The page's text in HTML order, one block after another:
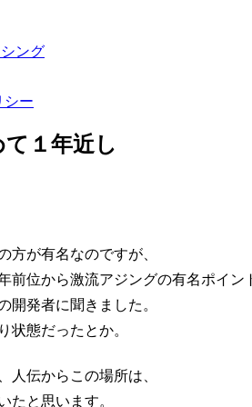
ング
シー
１年近し
方が有名なのですが、
前位から激流アジングの有名ポイン
開発者に聞きました。
状態だったとか。
人伝からこの場所は、
たと思います。